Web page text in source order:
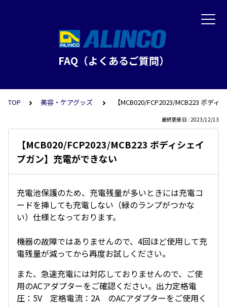
FAQ（よくあるご質問）
TOP 美容・ケアグッズ 【MCB020/FCP2023/MCB223 ボデ
最終更新日 : 2023/12/13
【MCB020/FCP2023/MCB223 ボディシェイ
プガン】充電ができない
充電池保護のため、充電残量が多いときには充電コ
ードを挿しても充電しない（緑のランプがつかな
い）仕様となっております。
機器の故障ではありませんので、4回ほど使用して充
電残量が減ってから再度お試しください。
また、急速充電には対応しておりませんので、ご使
用のACアダプターをご確認ください。出力定格電
圧：5V 定格電流：2A のACアダプターをご使用く